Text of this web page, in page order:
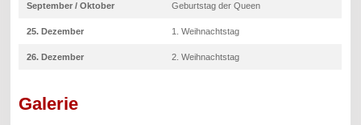
September / Oktober Geburtstag der Queen
25. Dezember 1. Weihnachtstag
26. Dezember 2. Weihnachtstag
Galerie